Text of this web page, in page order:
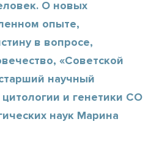
О новых
опыте,
в вопросе,
«Советской
научный
цитологии и генетики СО
наук Марина